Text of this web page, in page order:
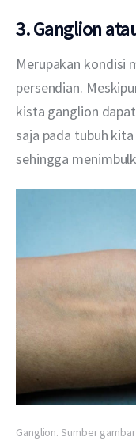
3. Ganglion
Merupakan kondisi
persendian.
kista ganglion
saja pada tubuh
sehingga
Ganglion. Sumber